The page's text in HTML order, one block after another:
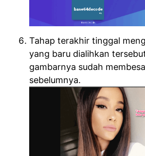
Tahap terakhir tinggal
yang baru dialihkan
gambarnya sudah
sebelumnya.